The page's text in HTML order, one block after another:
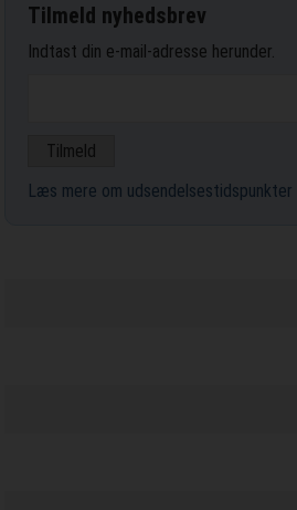
Tilmeld nyhedsbrev
Indtast din e-mail-adresse herunder.
Læs mere om udsendelsestidspunkter